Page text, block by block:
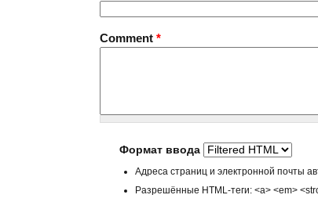
Comment *
Формат ввода
Адреса страниц и электронной почты
Разрешённые HTML-теги: <a> <em>